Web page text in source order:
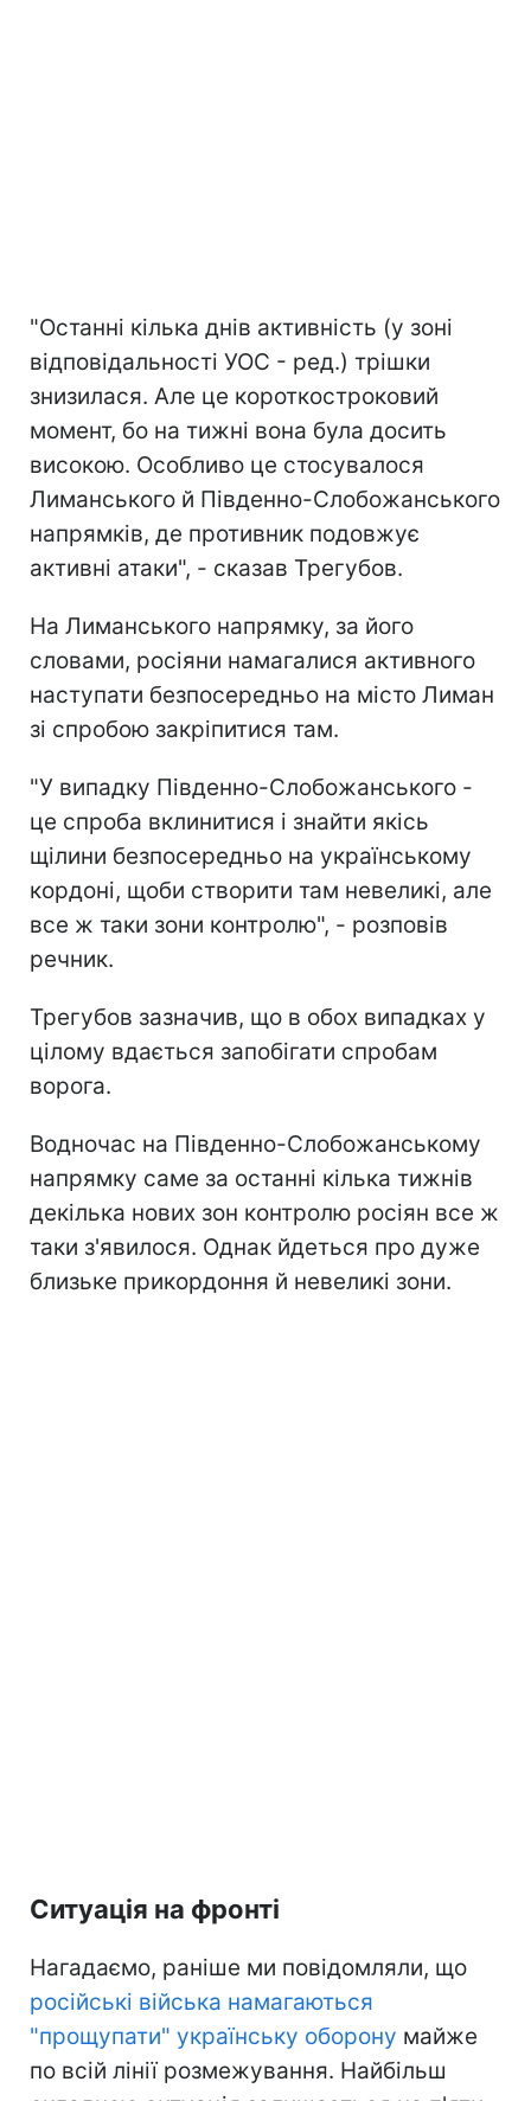
"Останні кілька днів активність (у зоні
відповідальності УОС - ред.) трішки
знизилася. Але це короткостроковий
момент, бо на тижні вона була досить
високою. Особливо це стосувалося
Лиманського й Південно-Слобожанського
напрямків, де противник подовжує
активні атаки", - сказав Трегубов.
На Лиманського напрямку, за його
словами, росіяни намагалися активного
наступати безпосередньо на місто Лиман
зі спробою закріпитися там.
"У випадку Південно-Слобожанського -
це спроба вклинитися і знайти якісь
щілини безпосередньо на українському
кордоні, щоби створити там невеликі, але
все ж таки зони контролю", - розповів
речник.
Трегубов зазначив, що в обох випадках у
цілому вдається запобігати спробам
ворога.
Водночас на Південно-Слобожанському
напрямку саме за останні кілька тижнів
декілька нових зон контролю росіян все ж
таки з'явилося. Однак йдеться про дуже
близьке прикордоння й невеликі зони.
Ситуація на фронті
Нагадаємо, раніше ми повідомляли, що
російські війська намагаються
"прощупати" українську оборону майже
по всій лінії розмежування. Найбільш